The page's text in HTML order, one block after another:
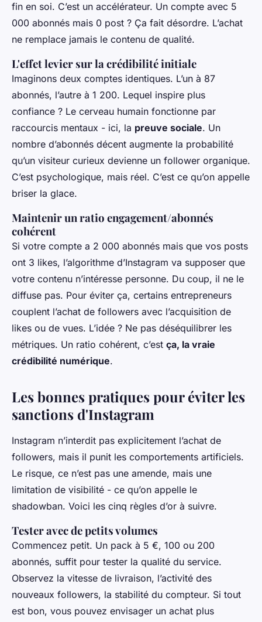
fin en soi. C’est un accélérateur. Un compte avec 5
000 abonnés mais 0 post ? Ça fait désordre. L’achat
ne remplace jamais le contenu de qualité.
L'effet levier sur la crédibilité initiale
Imaginons deux comptes identiques. L’un à 87
abonnés, l’autre à 1 200. Lequel inspire plus
confiance ? Le cerveau humain fonctionne par
raccourcis mentaux - ici, la preuve sociale. Un
nombre d’abonnés décent augmente la probabilité
qu’un visiteur curieux devienne un follower organique.
C’est psychologique, mais réel. C’est ce qu’on appelle
briser la glace.
Maintenir un ratio engagement/abonnés
cohérent
Si votre compte a 2 000 abonnés mais que vos posts
ont 3 likes, l’algorithme d’Instagram va supposer que
votre contenu n’intéresse personne. Du coup, il ne le
diffuse pas. Pour éviter ça, certains entrepreneurs
couplent l’achat de followers avec l’acquisition de
likes ou de vues. L’idée ? Ne pas déséquilibrer les
métriques. Un ratio cohérent, c’est ça, la vraie
crédibilité numérique.
Les bonnes pratiques pour éviter les
sanctions d'Instagram
Instagram n’interdit pas explicitement l’achat de
followers, mais il punit les comportements artificiels.
Le risque, ce n’est pas une amende, mais une
limitation de visibilité - ce qu’on appelle le
shadowban. Voici les cinq règles d’or à suivre.
Tester avec de petits volumes
Commencez petit. Un pack à 5 €, 100 ou 200
abonnés, suffit pour tester la qualité du service.
Observez la vitesse de livraison, l’activité des
nouveaux followers, la stabilité du compteur. Si tout
est bon, vous pouvez envisager un achat plus